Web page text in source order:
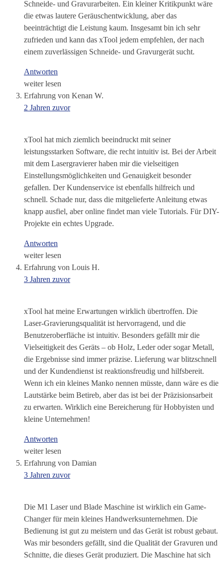
Schneide- und Gravurarbeiten. Ein kleiner Kritikpunkt wäre
die etwas lautere Geräuschentwicklung, aber das
beeinträchtigt die Leistung kaum. Insgesamt bin ich sehr
zufrieden und kann das xTool jedem empfehlen, der nach
einem zuverlässigen Schneide- und Gravurgerät sucht.
Antworten
weiter lesen
Erfahrung von Kenan W.
2 Jahren zuvor
xTool hat mich ziemlich beeindruckt mit seiner
leistungsstarken Software, die recht intuitiv ist. Bei der Arbeit
mit dem Lasergravierer haben mir die vielseitigen
Einstellungsmöglichkeiten und Genauigkeit besonder
gefallen. Der Kundenservice ist ebenfalls hilfreich und
schnell. Schade nur, dass die mitgelieferte Anleitung etwas
knapp ausfiel, aber online findet man viele Tutorials. Für DIY-
Projekte ein echtes Upgrade.
Antworten
weiter lesen
Erfahrung von Louis H.
3 Jahren zuvor
xTool hat meine Erwartungen wirklich übertroffen. Die
Laser-Gravierungsqualität ist hervorragend, und die
Benutzeroberfläche ist intuitiv. Besonders gefällt mir die
Vielseitigkeit des Geräts – ob Holz, Leder oder sogar Metall,
die Ergebnisse sind immer präzise. Lieferung war blitzschnell
und der Kundendienst ist reaktionsfreudig und hilfsbereit.
Wenn ich ein kleines Manko nennen müsste, dann wäre es die
Lautstärke beim Betireb, aber das ist bei der Präzisionsarbeit
zu erwarten. Wirklich eine Bereicherung für Hobbyisten und
kleine Unternehmen!
Antworten
weiter lesen
Erfahrung von Damian
3 Jahren zuvor
Die M1 Laser und Blade Maschine ist wirklich ein Game-
Changer für mein kleines Handwerksunternehmen. Die
Bedienung ist gut zu meistern und das Gerät ist robust gebaut.
Was mir besonders gefällt, sind die Qualität der Gravuren und
Schnitte, die dieses Gerät produziert. Die Maschine hat sich